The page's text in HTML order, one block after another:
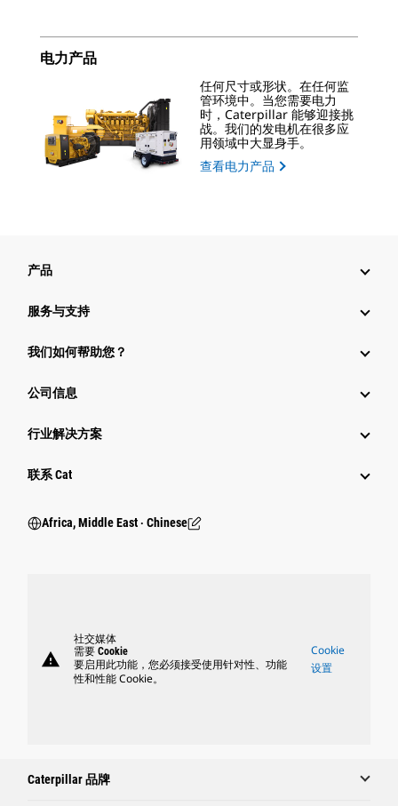
电力产品
任何尺寸或形状。在任何监
管环境中。当您需要电力
时，Caterpillar 能够迎接挑
战。我们的发电机在很多应
用领域中大显身手。
查看电力产品
产品
服务与支持
我们如何帮助您？
公司信息
行业解决方案
行业
联系 Cat
Africa, Middle East ‧ Chinese
warning
社交媒体
需要 Cookie
要启用此功能，您必须接受使用针对性、功能
性和性能 Cookie。
Cookie
设置
Caterpillar 品牌